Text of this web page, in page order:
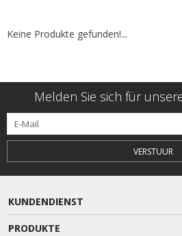
Keine Produkte gefunden!...
Melden Sie sich für
VERSTUUR
KUNDENDIENST
PRODUKTE